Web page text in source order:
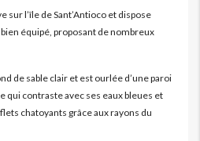
sur l’île de Sant’Antioco et dispose
équipé, proposant de nombreux
de sable clair et est ourlée d’une paroi
qui contraste avec ses eaux bleues et
chatoyants grâce aux rayons du